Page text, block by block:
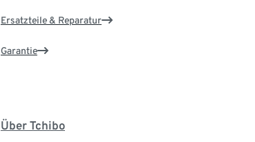
Ersatzteile & Reparatur
Garantie
Über Tchibo